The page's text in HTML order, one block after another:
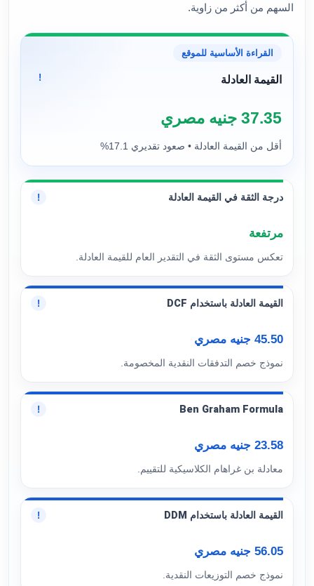
السهم من أكثر من زاوية.
القراءة الأساسية للموقع
القيمة العادلة !
37.35 جنيه مصري
أقل من القيمة العادلة • صعود تقديري 17.1%
درجة الثقة في القيمة العادلة !
مرتفعة
تعكس مستوى الثقة في التقدير العام للقيمة العادلة.
القيمة العادلة باستخدام DCF !
45.50 جنيه مصري
نموذج خصم التدفقات النقدية المخصومة.
Ben Graham Formula
!
23.58 جنيه مصري
معادلة بن غراهام الكلاسيكية للتقييم.
القيمة العادلة باستخدام DDM !
56.05 جنيه مصري
نموذج خصم التوزيعات النقدية.